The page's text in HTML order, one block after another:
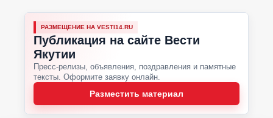
РАЗМЕЩЕНИЕ НА VESTI14.RU
Публикация на сайте Вести
Якутии
Пресс-релизы, объявления, поздравления и памятные
тексты. Оформите заявку онлайн.
Разместить материал